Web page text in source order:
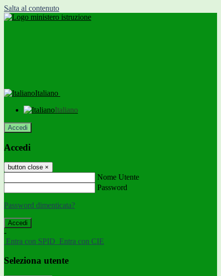
Salta al contenuto
Italiano
Italiano
Accedi
Accedi
button close ×
Nome Utente
Password
Password dimenticata?
-
Entra con SPID Entra con CIE
Seleziona utente